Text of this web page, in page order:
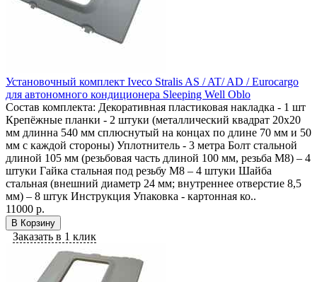
Установочный комплект Iveco Stralis AS / AT/ AD / Eurocargo
для автономного кондиционера Sleeping Well Oblo
Состав комплекта: Декоративная пластиковая накладка - 1 шт
Крепёжные планки - 2 штуки (металлический квадрат 20х20
мм длинна 540 мм сплюснутый на концах по длине 70 мм и 50
мм с каждой стороны) Уплотнитель - 3 метра Болт стальной
длиной 105 мм (резьбовая часть длиной 100 мм, резьба М8) – 4
штуки Гайка стальная под резьбу М8 – 4 штуки Шайба
стальная (внешний диаметр 24 мм; внутреннее отверстие 8,5
мм) – 8 штук Инструкция Упаковка - картонная ко..
11000 р.
В Корзину
Заказать в 1 клик